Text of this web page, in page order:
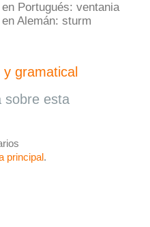
Portugués: ventania
Alemán: sturm
gramatical
sobre esta
principal.